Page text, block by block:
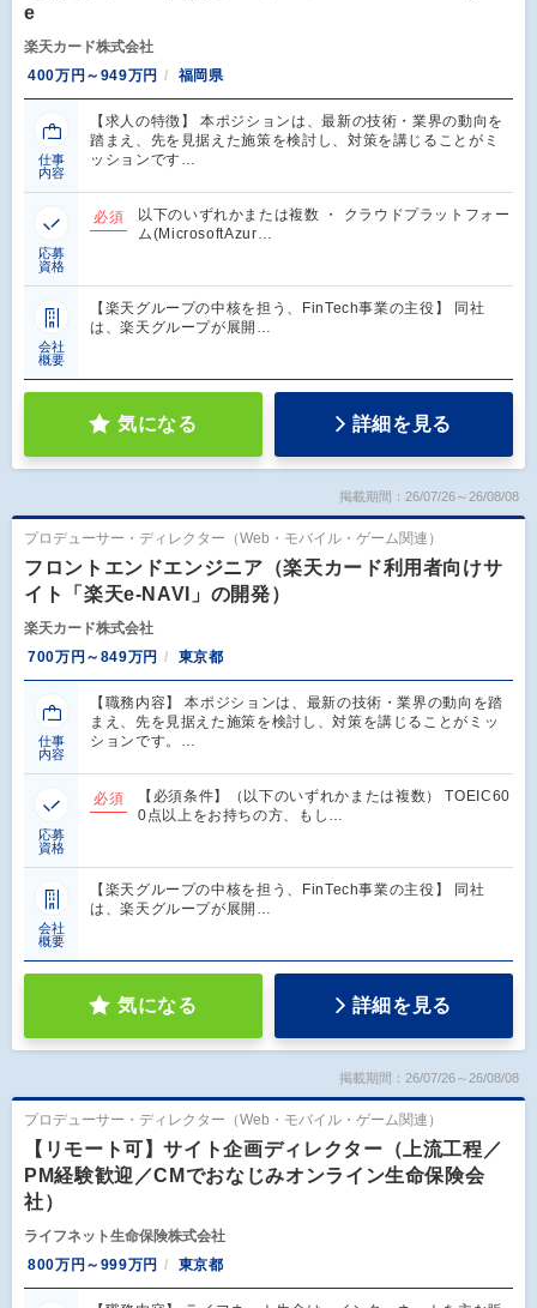
e
楽天カード株式会社
400万円～949万円
福岡県
仕事
内容
【求人の特徴】 本ポジションは、最新の技術・業界の動向を
踏まえ、先を見据えた施策を検討し、対策を講じることがミ
ッションです…
応募
資格
必須
以下のいずれかまたは複数 ・ クラウドプラットフォー
ム(MicrosoftAzur…
会社
概要
【楽天グループの中核を担う、FinTech事業の主役】 同社
は、楽天グループが展開…
気になる 詳細を見る
掲載期間：26/07/26～26/08/08
プロデューサー・ディレクター（Web・モバイル・ゲーム関連）
フロントエンドエンジニア（楽天カード利用者向けサ
イト「楽天e-NAVI」の開発）
楽天カード株式会社
700万円～849万円
東京都
仕事
内容
【職務内容】 本ポジションは、最新の技術・業界の動向を踏
まえ、先を見据えた施策を検討し、対策を講じることがミッ
ションです。…
応募
資格
必須
【必須条件】（以下のいずれかまたは複数） TOEIC60
0点以上をお持ちの方、もし…
会社
概要
【楽天グループの中核を担う、FinTech事業の主役】 同社
は、楽天グループが展開…
気になる 詳細を見る
掲載期間：26/07/26～26/08/08
プロデューサー・ディレクター（Web・モバイル・ゲーム関連）
【リモート可】サイト企画ディレクター（上流工程／
PM経験歓迎／CMでおなじみオンライン生命保険会
社）
ライフネット生命保険株式会社
800万円～999万円
東京都